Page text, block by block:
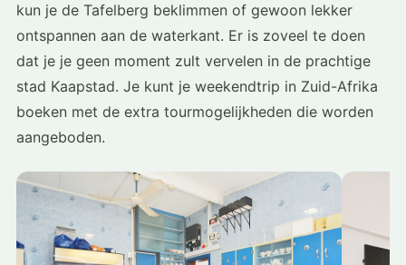
kun je de Tafelberg beklimmen of gewoon lekker
ontspannen aan de waterkant. Er is zoveel te doen
dat je je geen moment zult vervelen in de prachtige
stad Kaapstad. Je kunt je weekendtrip in Zuid-Afrika
boeken met de extra tourmogelijkheden die worden
aangeboden.